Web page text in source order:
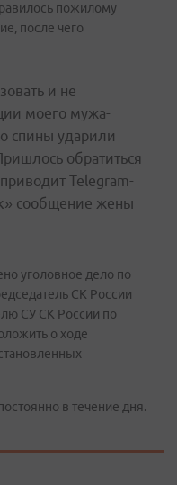
пожилому
после чего
и не
моего мужа-
спины ударили
обратиться
Telegram-
сообщение жены
уголовное дело по
СК России
СУ СК России по
о ходе
в течение дня.